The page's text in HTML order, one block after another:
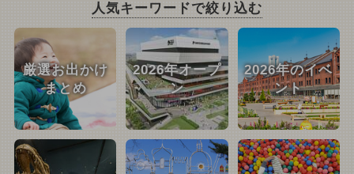
人気キーワードで絞り込む
厳選お出かけ
まとめ
2026年オープ
ン
2026年のイベ
ント